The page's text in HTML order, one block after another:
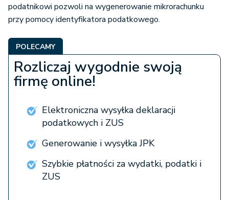
podatnikowi pozwoli na wygenerowanie mikrorachunku
przy pomocy identyfikatora podatkowego.
POLECAMY
Rozliczaj wygodnie swoją
firmę online!
Elektroniczna wysyłka deklaracji
podatkowych i ZUS
Generowanie i wysyłka JPK
Szybkie płatności za wydatki, podatki i
ZUS